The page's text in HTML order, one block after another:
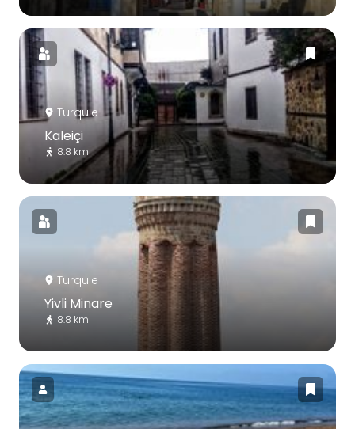
Turquie
Kaleiçi
8.8 km
Turquie
Yivli Minare
8.8 km